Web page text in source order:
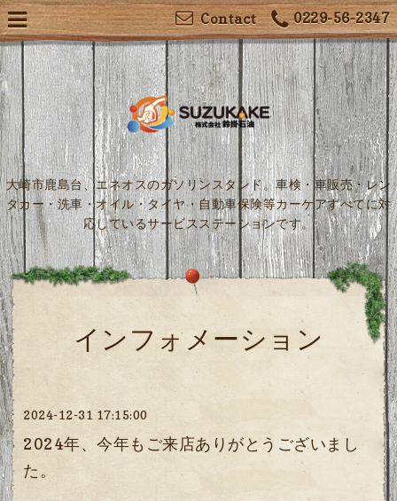
0229-56-2347
Contact
大崎市鹿島台、エネオスのガソリンスタンド。車検・車販売・レン
タカー・洗車・オイル・タイヤ・自動車保険等カーケアすべてに対
応しているサービスステーションです。
インフォメーション
2024-12-31 17:15:00
2024年、今年もご来店ありがとうございまし
た。